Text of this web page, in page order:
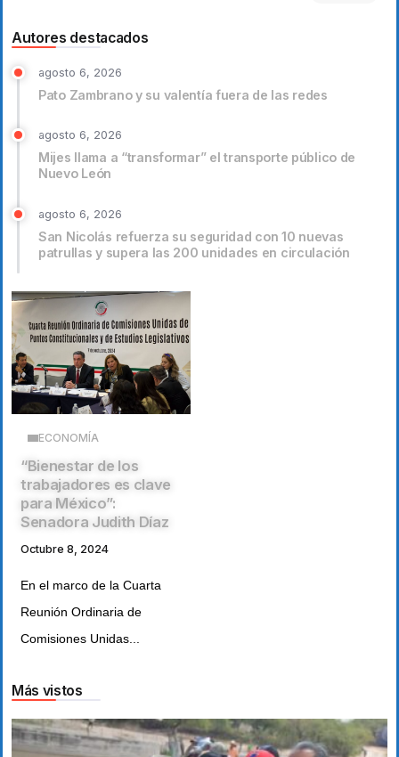
Autores destacados
agosto 6, 2026
Pato Zambrano y su valentía fuera de las redes
agosto 6, 2026
Mijes llama a “transformar” el transporte público de
Nuevo León
agosto 6, 2026
San Nicolás refuerza su seguridad con 10 nuevas
patrullas y supera las 200 unidades en circulación
ECONOMÍA
“Bienestar de los
trabajadores es clave
para México”:
Senadora Judith Díaz
Octubre 8, 2024
En el marco de la Cuarta
Reunión Ordinaria de
Comisiones Unidas...
Más vistos